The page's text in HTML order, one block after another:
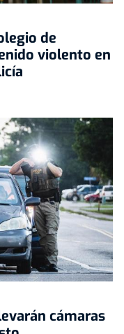
de
violento en
cámaras